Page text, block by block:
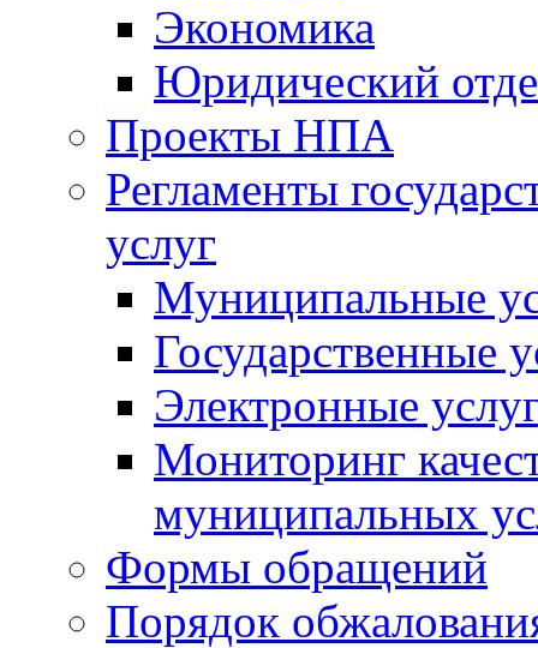
Экономика
Юридический
Проекты НПА
Регламенты
услуг
Муниципальные
Государственные
Электронные
Мониторинг
муниципальных
Формы обращений
Порядок